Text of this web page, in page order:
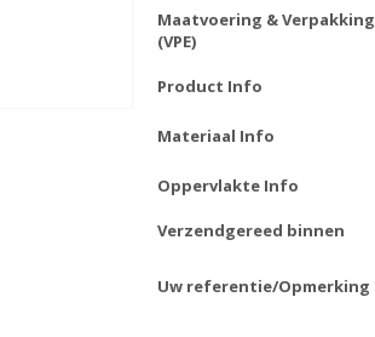
Maatvoering & Verpakking
(VPE)
Product Info
Materiaal Info
Oppervlakte Info
Verzendgereed binnen
Uw referentie/Opmerking